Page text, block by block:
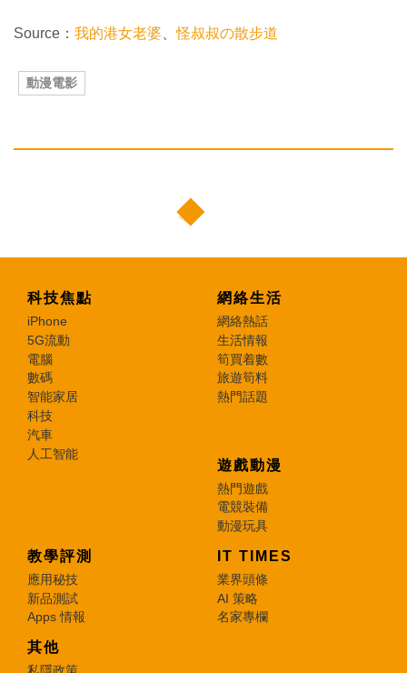
Source： 我的港女老婆 、怪叔叔の散步道
動漫電影
科技焦點
iPhone
5G流動
電腦
數碼
智能家居
科技
汽車
人工智能
網絡生活
網絡熱話
生活情報
筍買着數
旅遊筍料
熱門話題
遊戲動漫
熱門遊戲
電競裝備
動漫玩具
教學評測
應用秘技
新品測試
Apps 情報
IT TIMES
業界頭條
AI 策略
名家專欄
其他